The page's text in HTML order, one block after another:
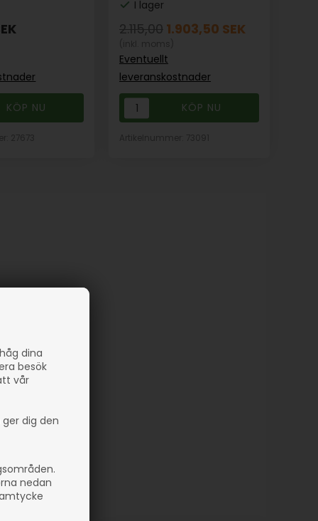
dina
besök
vår
dig den
nedan
I lager
2.115,00 1.903,50 SEK
Eventuellt
leveranskostnader